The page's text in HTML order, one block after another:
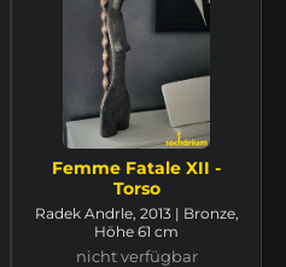
Femme Fatale XII -
Torso
Radek Andrle, 2013 | Bronze,
Höhe 61 cm
nicht verfügbar